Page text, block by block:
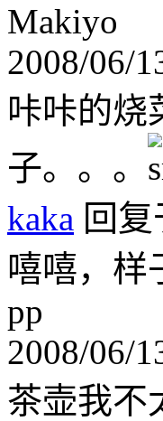
Makiyo
2008/06/
咔咔的烧
子。。。
kaka 回复
嘻嘻，样
pp
2008/06/
茶壶我不